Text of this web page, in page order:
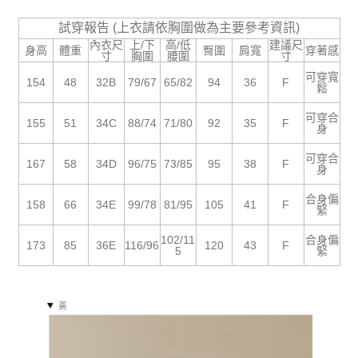
試穿報告 (上衣請依胸圍做為主要參考資訊)
身高 體重
內衣尺
寸
上/下
胸圍
高/低
腰圍
臀圍 肩寬
建議尺
寸
穿著感
154 48 32B 79/67 65/82 94 36 F
可穿寬
鬆
155 51 34C 88/74 71/80 92 35 F
可穿合
身
167 58 34D 96/75 73/85 95 38 F
可穿合
身
158 66 34E 99/78 81/95 105 41 F
合身偏
緊
173 85 36E 116/96 102/11
5
120 43 F
合身偏
緊